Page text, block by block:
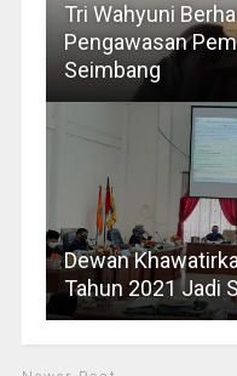
Tri Wahyuni
Pengawasan
Seimbang
Dewan
Tahun 2021 Jadi